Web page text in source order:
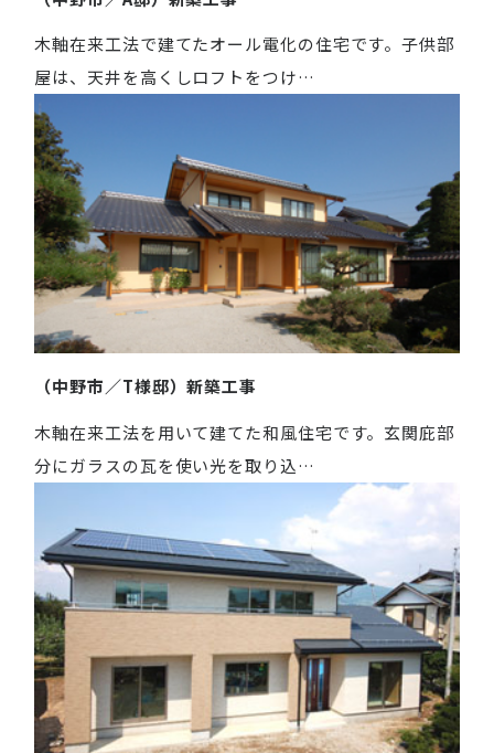
木軸在来工法で建てたオール電化の住宅です。子供部
屋は、天井を高くしロフトをつけ…
（中野市／T様邸）新築工事
木軸在来工法を用いて建てた和風住宅です。玄関庇部
分にガラスの瓦を使い光を取り込…